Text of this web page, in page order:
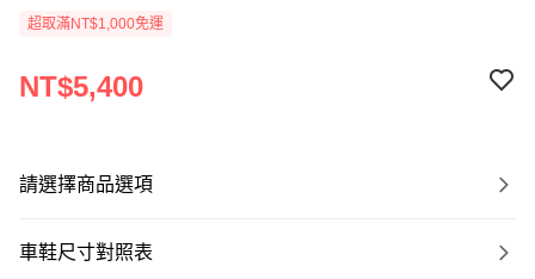
超取滿NT$1,000免運
NT$5,400
請選擇商品選項
車鞋尺寸對照表